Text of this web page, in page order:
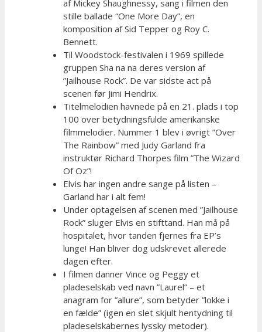
af Mickey Shaughnessy, sang i filmen den
stille ballade “One More Day”, en
komposition af Sid Tepper og Roy C.
Bennett.
Til Woodstock-festivalen i 1969 spillede
gruppen Sha na na deres version af
”Jailhouse Rock”. De var sidste act på
scenen før Jimi Hendrix.
Titelmelodien havnede på en 21. plads i top
100 over betydningsfulde amerikanske
filmmelodier. Nummer 1 blev i øvrigt ”Over
The Rainbow” med Judy Garland fra
instruktør Richard Thorpes film ”The Wizard
Of Oz”!
Elvis har ingen andre sange på listen –
Garland har i alt fem!
Under optagelsen af scenen med ”Jailhouse
Rock” sluger Elvis en stifttand. Han må på
hospitalet, hvor tanden fjernes fra EP’s
lunge! Han bliver dog udskrevet allerede
dagen efter.
I filmen danner Vince og Peggy et
pladeselskab ved navn ”Laurel” – et
anagram for ”allure”, som betyder ”lokke i
en fælde” (igen en slet skjult hentydning til
pladeselskabernes lyssky metoder).